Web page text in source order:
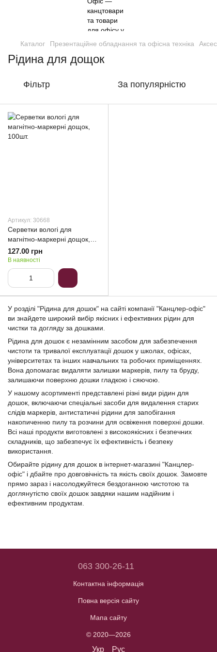
Каталог Презентаційне обладнання та офісна техніка
Рідина для дощок
Фільтр За популярністю
Артикул: 30668
Серветки вологі для
магнітно-маркерні дощок,
100шт.
127.00 грн
В наявності
У розділі "Рідина для дошок" на сайті компанії "Канцлер-офіс"
ви знайдете широкий вибір якісних і ефективних рідин для
чистки та догляду за дошками.
Рідина для дошок є незамінним засобом для забезпечення
чистоти та тривалої експлуатації дошок у школах, офісах,
університетах та інших навчальних та робочих приміщеннях.
Вона допомагає видаляти залишки маркерів, пилу та бруду,
залишаючи поверхню дошки гладкою і сяючою.
У нашому асортименті представлені різні види рідин для
дошок, включаючи спеціальні засоби для видалення старих
слідів маркерів, антистатичні рідини для запобігання
накопиченню пилу та розчини для освіження поверхні дошки.
Всі наші продукти виготовлені з високоякісних і безпечних
складників, що забезпечує їх ефективність і безпеку
використання.
Обирайте рідину для дошок в інтернет-магазині "Канцлер-
офіс" і дбайте про довговічність та якість своїх дошок. Замовте
прямо зараз і насолоджуйтеся бездоганною чистотою та
доглянутістю своїх дошок завдяки нашим надійним і
ефективним продуктам.
063 300-26-11
Контактна інформація
Повна версія сайту
Мапа сайту
© 2020—2026
Укр Рус